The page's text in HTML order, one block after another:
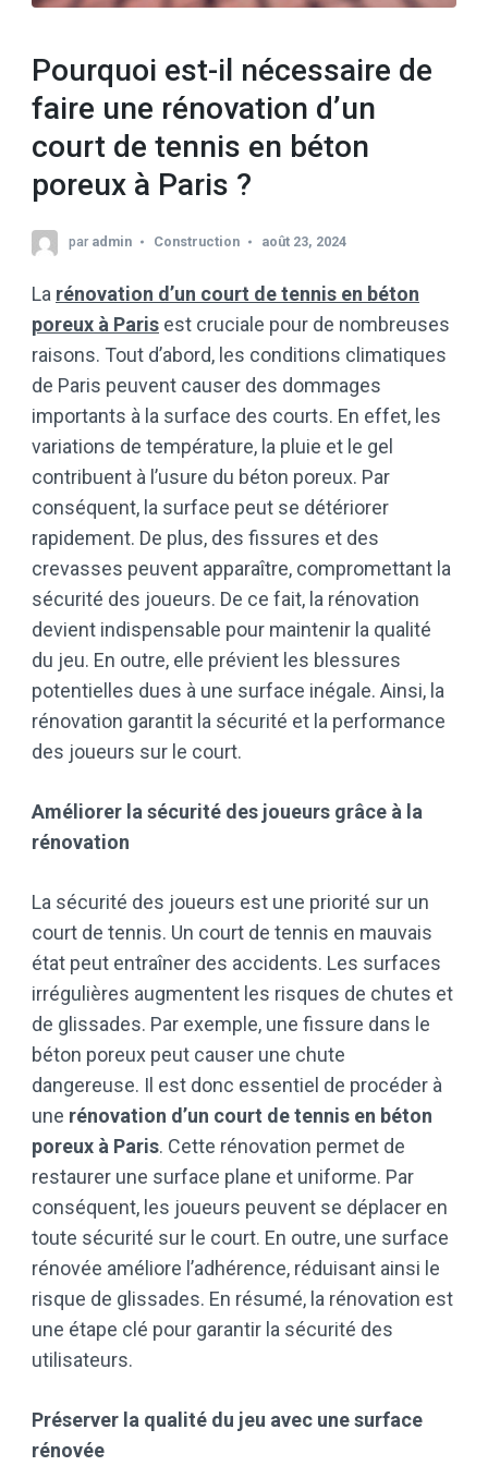
Pourquoi est-il nécessaire de
faire une rénovation d’un
court de tennis en béton
poreux à Paris ?
par admin Construction août 23, 2024
La rénovation d’un court de tennis en béton
poreux à Paris est cruciale pour de nombreuses
raisons. Tout d’abord, les conditions climatiques
de Paris peuvent causer des dommages
importants à la surface des courts. En effet, les
variations de température, la pluie et le gel
contribuent à l’usure du béton poreux. Par
conséquent, la surface peut se détériorer
rapidement. De plus, des fissures et des
crevasses peuvent apparaître, compromettant la
sécurité des joueurs. De ce fait, la rénovation
devient indispensable pour maintenir la qualité
du jeu. En outre, elle prévient les blessures
potentielles dues à une surface inégale. Ainsi, la
rénovation garantit la sécurité et la performance
des joueurs sur le court.
Améliorer la sécurité des joueurs grâce à la
rénovation
La sécurité des joueurs est une priorité sur un
court de tennis. Un court de tennis en mauvais
état peut entraîner des accidents. Les surfaces
irrégulières augmentent les risques de chutes et
de glissades. Par exemple, une fissure dans le
béton poreux peut causer une chute
dangereuse. Il est donc essentiel de procéder à
une rénovation d’un court de tennis en béton
poreux à Paris. Cette rénovation permet de
restaurer une surface plane et uniforme. Par
conséquent, les joueurs peuvent se déplacer en
toute sécurité sur le court. En outre, une surface
rénovée améliore l’adhérence, réduisant ainsi le
risque de glissades. En résumé, la rénovation est
une étape clé pour garantir la sécurité des
utilisateurs.
Préserver la qualité du jeu avec une surface
rénovée